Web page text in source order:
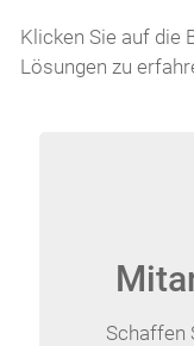
Klicken Sie auf die
Lösungen zu
Schaffen